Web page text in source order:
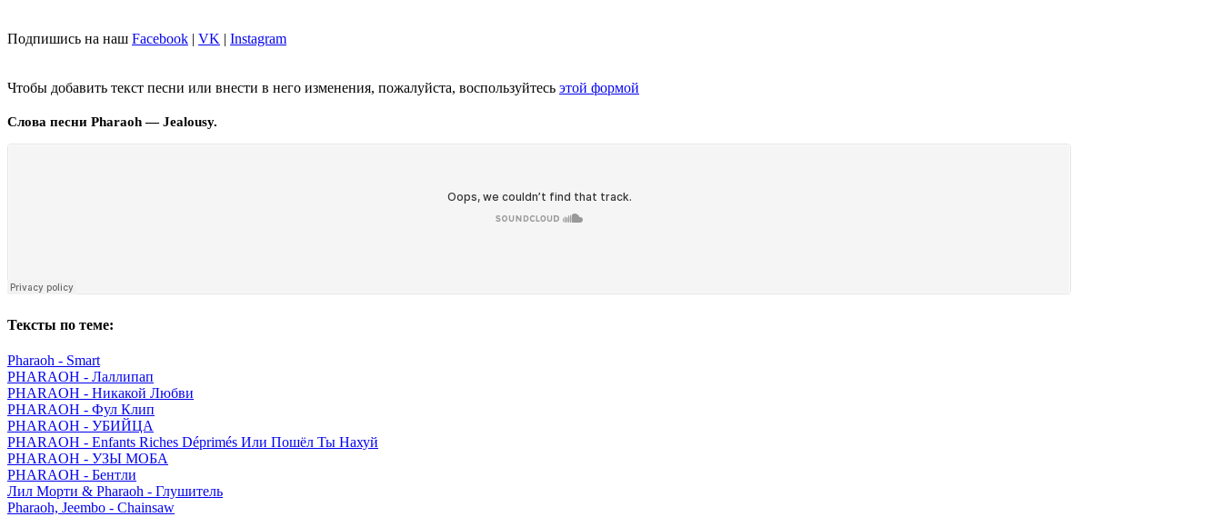
Подпишись на наш Facebook | VK | Instagram
Чтобы добавить текст песни или внести в него изменения, пожалуйста, воспользуйтесь этой формой
Слова песни Pharaoh — Jealousy.
Тексты по теме:
Pharaoh - Smart
PHARAOH - Лаллипап
PHARAOH - Никакой Любви
PHARAOH - Фул Клип
PHARAOH - УБИЙЦА
PHARAOH - Enfants Riches Déprimés Или Пошёл Ты Нахуй
PHARAOH - УЗЫ МОБА
PHARAOH - Бентли
Лил Морти & Pharaoh - Глушитель
Pharaoh, Jeembo - Chainsaw